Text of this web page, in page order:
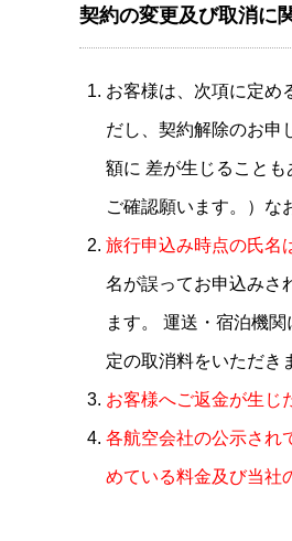
契約の変更及び取消に
お客様は、次項に定め
だし、契約解除のお申
額に 差が生じること
ご確認願います。）な
旅行申込み時点の氏名
名が誤ってお申込みさ
ます。 運送・宿泊機
定の取消料をいただき
お客様へご返金が生じ
各航空会社の公示され
めている料金及び当社